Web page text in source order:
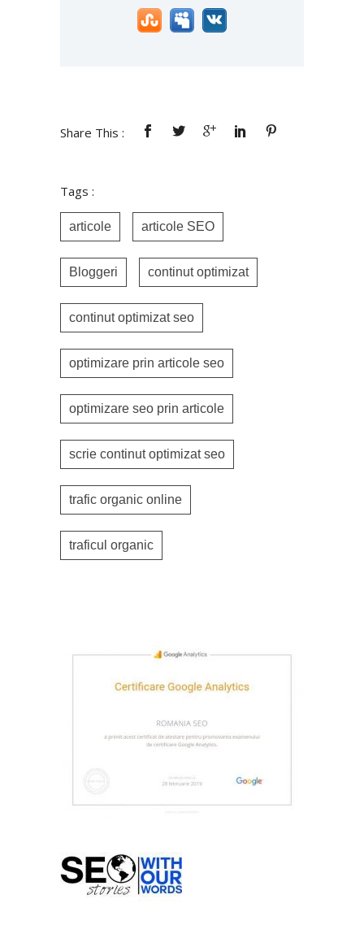
Share This :
Tags :
articole articole SEO
Bloggeri continut optimizat
continut optimizat seo
optimizare prin articole seo
optimizare seo prin articole
scrie continut optimizat seo
trafic organic online
traficul organic